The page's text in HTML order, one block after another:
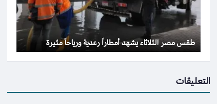
طقس مصر الثلاثاء يشهد أمطاراً رعدية ورياحاً مثيرة
التعليقات